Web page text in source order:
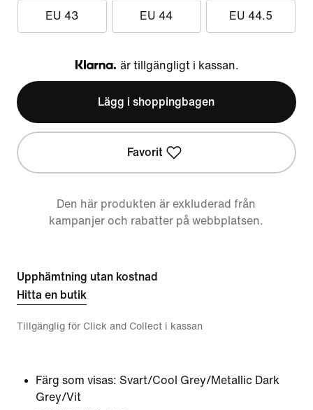
EU 43 EU 44 EU 44.5
Klarna
är tillgängligt i kassan.
Lägg i shoppingbagen
Favorit
Den här produkten är exkluderad från
kampanjer och rabatter på webbplatsen.
Upphämtning utan kostnad
Hitta en butik
Tillgänglig för Click and Collect i kassan
Färg som visas: Svart/Cool Grey/Metallic Dark
Grey/Vit